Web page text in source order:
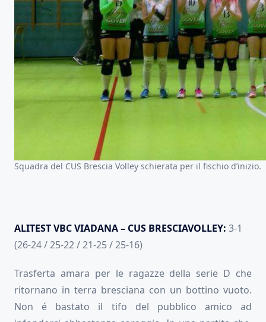
Squadra del CUS Brescia Volley schierata per il fischio d’inizio.
ALITEST VBC VIADANA – CUS BRESCIAVOLLEY: 3-1
(26-24 / 25-22 / 21-25 / 25-16)
Trasferta amara per le ragazze della serie D che
ritornano in terra bresciana con un bottino vuoto.
Non é bastato il tifo del pubblico amico ad